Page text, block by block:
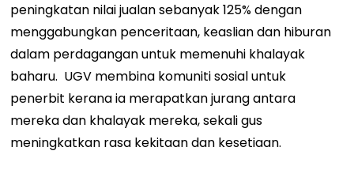
peningkatan nilai jualan sebanyak 125% dengan
menggabungkan penceritaan, keaslian dan hiburan
dalam perdagangan untuk memenuhi khalayak
baharu. UGV membina komuniti sosial untuk
penerbit kerana ia merapatkan jurang antara
mereka dan khalayak mereka, sekali gus
meningkatkan rasa kekitaan dan kesetiaan.